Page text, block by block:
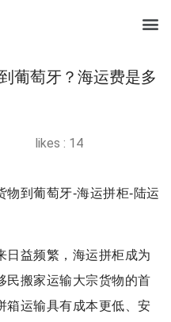
葡萄牙？海运费是多
likes : 14
物到葡萄牙-海运拼柜-陆运
日益频繁，海运拼柜成为
民搬家运输大宗货物的首
箱运输具有成本更低、安